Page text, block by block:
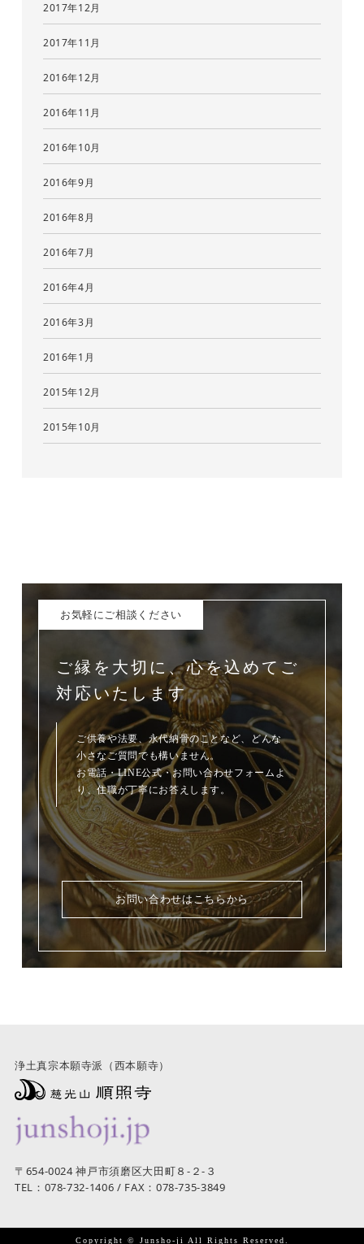
2017年12月
2017年11月
2016年12月
2016年11月
2016年10月
2016年9月
2016年8月
2016年7月
2016年4月
2016年3月
2016年1月
2015年12月
2015年10月
お気軽にご相談ください
ご縁を大切に、心を込めてご
対応いたします
ご供養や法要、永代納骨のことなど、どんな
小さなご質問でも構いません。
お電話・LINE公式・お問い合わせフォームよ
り、住職が丁寧にお答えします。
お問い合わせはこちらから
浄土真宗本願寺派（西本願寺）
〒654-0024 神戸市須磨区大田町８-２-３
TEL：078-732-1406 / FAX：078-735-3849
Copyright © Junsho-ji All Rights Reserved.